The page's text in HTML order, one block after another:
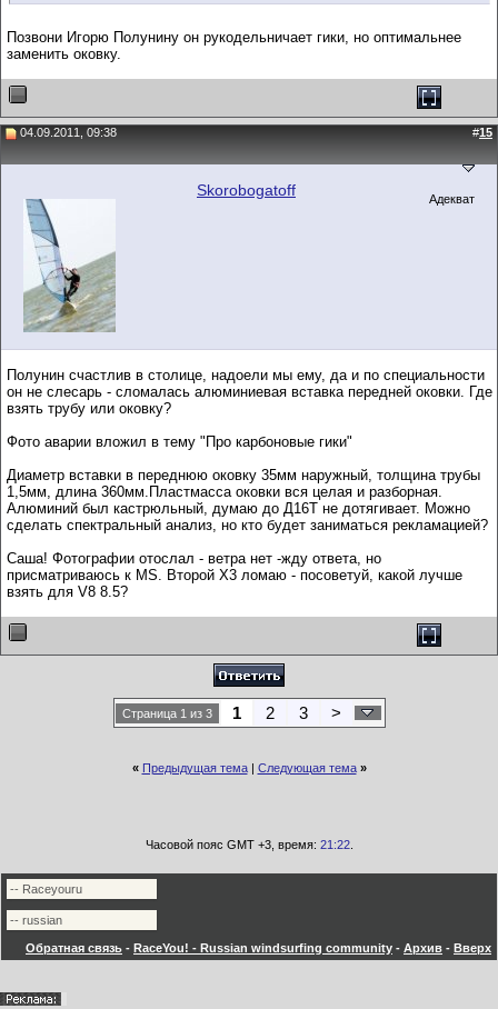
Позвони Игорю Полунину он рукодельничает гики, но оптимальнее
заменить оковку.
04.09.2011, 09:38 #15
Skorobogatoff Адекват
Полунин счастлив в столице, надоели мы ему, да и по специальности
он не слесарь - сломалась алюминиевая вставка передней оковки. Где
взять трубу или оковку?
Фото аварии вложил в тему "Про карбоновые гики"
Диаметр вставки в переднюю оковку 35мм наружный, толщина трубы
1,5мм, длина 360мм.Пластмасса оковки вся целая и разборная.
Алюминий был кастрюльный, думаю до Д16Т не дотягивает. Можно
сделать спектральный анализ, но кто будет заниматься рекламацией?
Саша! Фотографии отослал - ветра нет -жду ответа, но
присматриваюсь к MS. Второй Х3 ломаю - посоветуй, какой лучше
взять для V8 8.5?
Страница 1 из 3 1 2 3 >
« Предыдущая тема| Следующая тема »
Часовой пояс GMT +3, время: 21:22.
Обратная связь - RaceYou! - Russian windsurfing community - Архив - Вверх